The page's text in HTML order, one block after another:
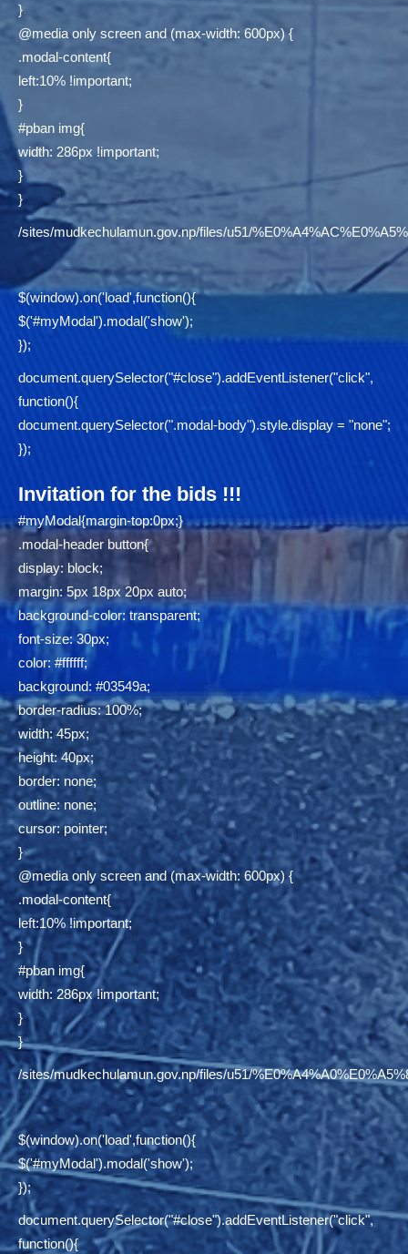
}
@media only screen and (max-width: 600px) {
.modal-content{
left:10% !important;
}
#pban img{
width: 286px !important;
}
}
/sites/mudkechulamun.gov.np/files/u51/
$(window).on('load',function(){
$('#myModal').modal('show');
});
document.querySelector("#close").addEventListener("click",
function(){
document.querySelector(".modal-body").style.display = "none";
});
Invitation for the bids !!!
#myModal{margin-top:0px;}
.modal-header button{
display: block;
margin: 5px 18px 20px auto;
background-color: transparent;
font-size: 30px;
color: #ffffff;
background: #03549a;
border-radius: 100%;
width: 45px;
height: 40px;
border: none;
outline: none;
cursor: pointer;
}
@media only screen and (max-width: 600px) {
.modal-content{
left:10% !important;
}
#pban img{
width: 286px !important;
}
}
/sites/mudkechulamun.gov.np/files/u51/
$(window).on('load',function(){
$('#myModal').modal('show');
});
document.querySelector("#close").addEventListener("click",
function(){